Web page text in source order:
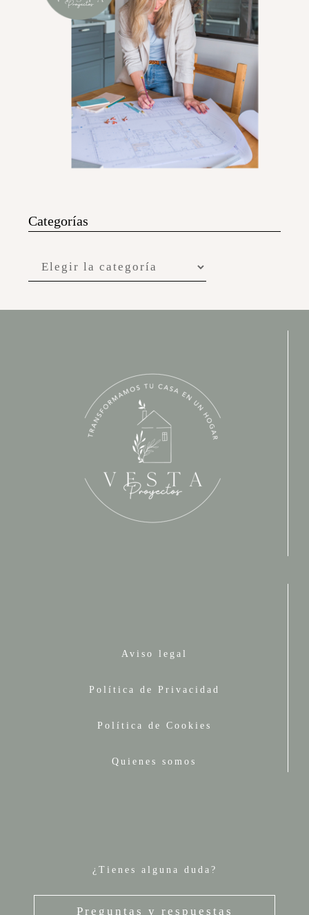
Categorías
Aviso legal
Política de Privacidad
Política de Cookies
Quienes somos
¿Tienes alguna duda?
Preguntas y respuestas